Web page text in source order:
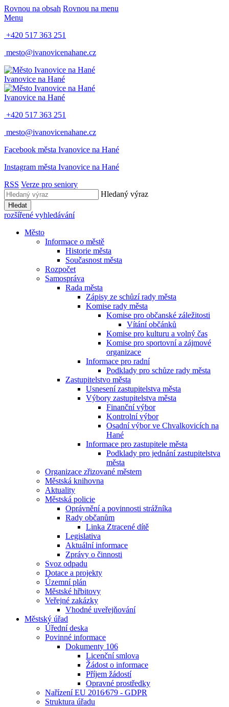
Rovnou na obsah Rovnou na menu
Menu
+420 517 363 251
mesto@ivanovicenahane.cz
Ivanovice na Hané
Ivanovice na Hané
+420 517 363 251
mesto@ivanovicenahane.cz
Facebook města Ivanovice na Hané
Instagram města Ivanovice na Hané
RSS Verze pro seniory
Hledaný výraz
Hledat
rozšířené vyhledávání
Město
Informace o městě
Historie města
Současnost města
Rozpočet
Samospráva
Rada města
Zápisy ze schůzí rady města
Komise rady města
Komise pro občanské záležitosti
Vítání občánků
Komise pro kulturu a volný čas
Komise pro sportovní a zájmové
organizace
Informace pro radní
Podklady pro schůze rady města
Zastupitelstvo města
Usnesení zastupitelstva města
Výbory zastupitelstva města
Finanční výbor
Kontrolní výbor
Osadní výbor ve Chvalkovicích na
Hané
Informace pro zastupitele města
Podklady pro jednání zastupitelstva
města
Organizace zřizované městem
Městská knihovna
Aktuality
Městská policie
Oprávnění a povinnosti strážníka
Rady občanům
Linka Ztracené dítě
Legislativa
Aktuální informace
Zprávy o činnosti
Svoz odpadu
Dotace a projekty
Územní plán
Městské hřbitovy
Veřejné zakázky
Vhodné uveřejňování
Městský úřad
Úřední deska
Povinné informace
Dokumenty 106
Licenční smlova
Žádost o informace
Příjem žádostí
Opravné prostředky
Nařízení EU 2016⁄679 - GDPR
Struktura úřadu